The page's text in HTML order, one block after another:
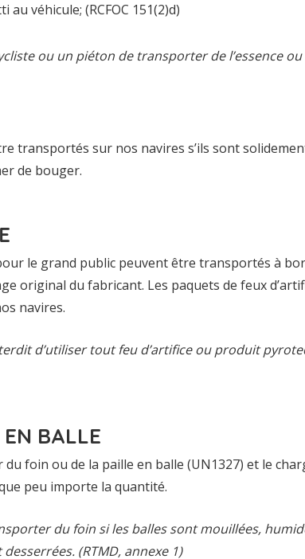
véhicule; (RCFOC 151(2)d)
ou un piéton de transporter de l’essence
transportés sur nos navires s’ils sont
de bouger.
le grand public peuvent être transportés à
original du fabricant. Les paquets de feux
navires.
d’utiliser tout feu d’artifice ou produit
BALLE
foin ou de la paille en balle (UN1327) et le
peu importe la quantité.
du foin si les balles sont mouillées,
(RTMD, annexe 1)